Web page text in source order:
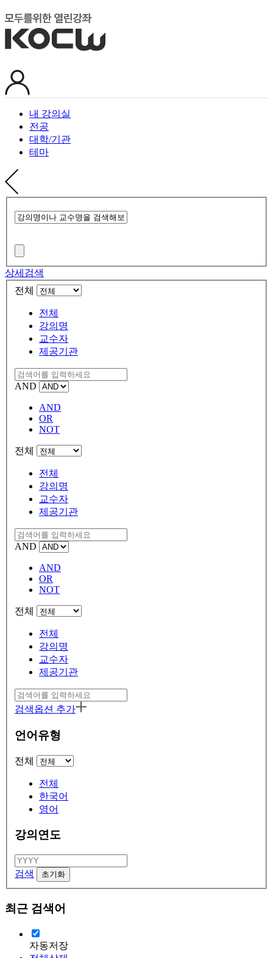
내 강의실
전공
대학/기관
테마
상세검색
전체
전체
강의명
교수자
제공기관
AND
AND
OR
NOT
전체
전체
강의명
교수자
제공기관
AND
AND
OR
NOT
전체
전체
강의명
교수자
제공기관
검색옵션 추가
언어유형
전체
전체
한국어
영어
강의연도
검색
최근 검색어
자동저장